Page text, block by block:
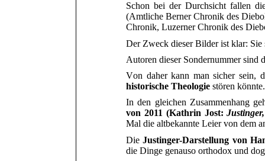
Schon bei der Durchsicht fallen
(Amtliche Berner Chronik des
Chronik, Luzerner Chronik des
Der Zweck dieser Bilder ist klar:
Autoren dieser Sondernummer sind
Von daher kann man sicher sein,
historische Theologie stören könnte.
In den gleichen Zusammenhang
von 2011 (Kathrin Jost:Justinger,
Mal die altbekannte Leier von dem
DieJustinger-Darstellung von
die Dinge genauso orthodox und